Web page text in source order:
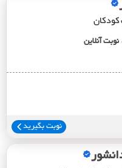
نوبت آنلاین
نوبت بگیرید